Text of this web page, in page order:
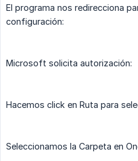
El programa nos redirecciona
configuración:
Microsoft solicita autorización:
Hacemos click en Ruta para
Seleccionamos la Carpeta en